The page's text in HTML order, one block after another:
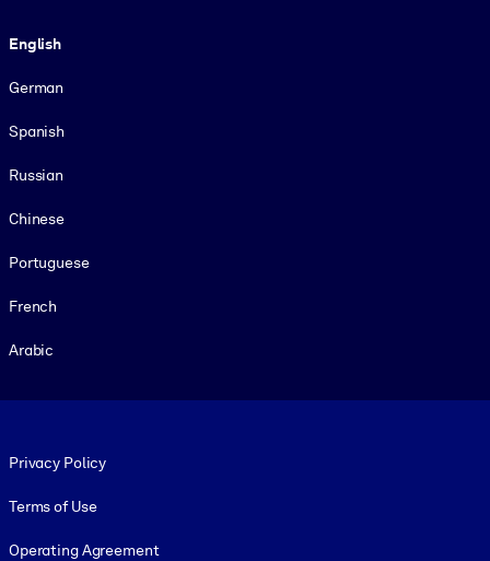
English
German
Spanish
Russian
Chinese
Portuguese
French
Arabic
Privacy Policy
Terms of Use
Operating Agreement